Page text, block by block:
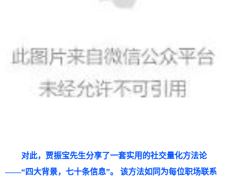
对此，贾振宝先生分享了一套实用的社交量化方法论
——“四大背景，七十条信息”。 该方法如同为每位职场联系